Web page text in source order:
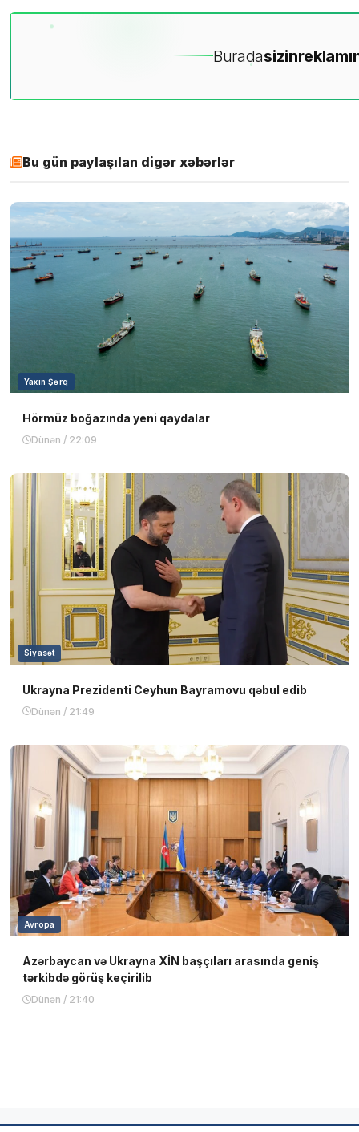
Buradasizin
Bu gün paylaşılan digər xəbərlər
Yaxın Şərq
Hörmüz boğazında yeni qaydalar
Dünən / 22:09
Siyasət
Ukrayna Prezidenti Ceyhun Bayramovu qəbul edib
Dünən / 21:49
Avropa
Azərbaycan və Ukrayna XİN başçıları arasında geniş
tərkibdə görüş keçirilib
Dünən / 21:40